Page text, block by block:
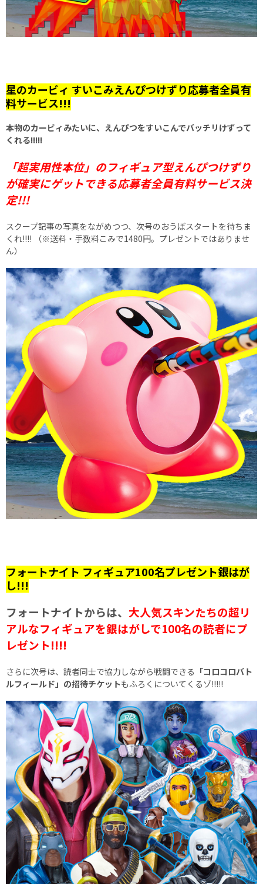
星のカービィ すいこみえんぴつけずり応募者全員有
料サービス!!!
本物のカービィみたいに、えんぴつをすいこんでバッチリけずって
くれる!!!!!
「超実用性本位」のフィギュア型えんぴつけずり
が確実にゲットできる応募者全員有料サービス決
定!!!
スクープ記事の写真をながめつつ、次号のおうぼスタートを待ちま
くれ!!!! （※送料・手数料こみで1480円。プレゼントではありませ
ん）
フォートナイト フィギュア100名プレゼント銀はが
し!!!
フォートナイトからは、 大人気スキンたちの超リ
アルなフィギュアを銀はがしで100名の読者にプ
レゼント!!!!
さらに次号は、読者同士で協力しながら戦闘できる 「コロコロバト
ルフィールド」の招待チケットもふろくについてくるゾ!!!!!